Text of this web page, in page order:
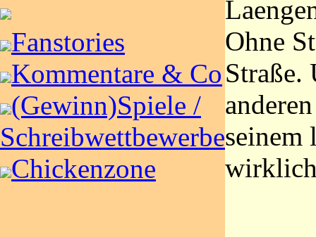
Fanstories
Kommentare & Co
(Gewinn)Spiele /
Schreibwettbewerbe
Chickenzone
Ohne
Straße.
seinem